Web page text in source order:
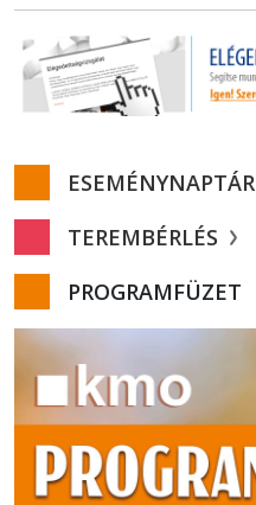
ESEMÉNYNAPTÁR
TEREMBÉRLÉS
PROGRAMFÜZET